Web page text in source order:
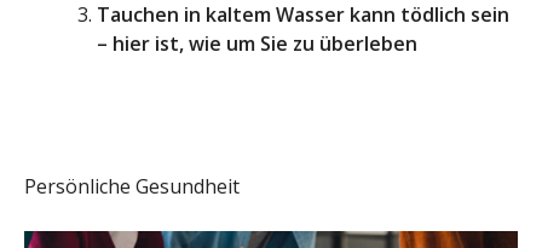
Tauchen in kaltem Wasser kann tödlich sein
– hier ist, wie um Sie zu überleben
Persönliche Gesundheit